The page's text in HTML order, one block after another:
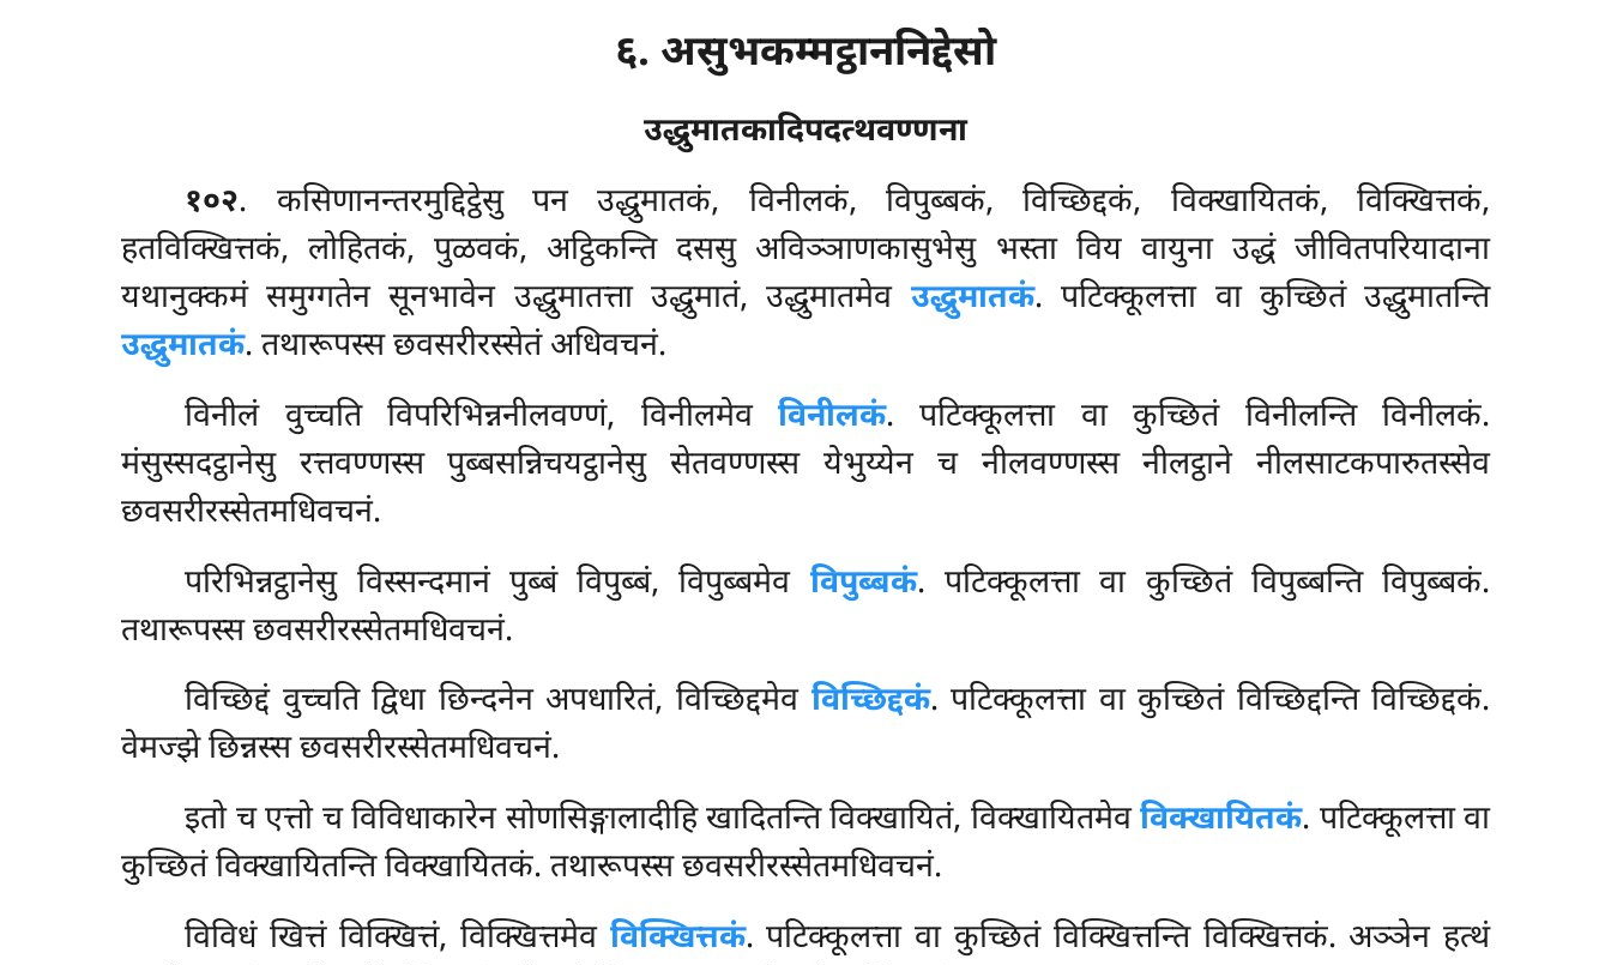
६. असुभकम्मट्ठाननिद्देसो
उद्धुमातकादिपदत्थवण्णना
१०२. कसिणानन्तरमुद्दिट्ठेसुपन उद्धुमातकं, विनीलकं, विपुब्बकं, विच्छिद्दकं, विक्खायितकं, विक्खित्तकं,
हतविक्खित्तकं, लोहितकं, पुळवकं, अट्ठिकन्ति दससु अविञ्ञाणकासुभेसु भस्ता विय वायुना उद्धं जीवितपरियादाना
यथानुक्कमं समुग्गतेन सूनभावेन उद्धुमातत्ता उद्धुमातं, उद्धुमातमेव उद्धुमातकं. पटिक्कूलत्ता वा कुच्छितं उद्धुमातन्ति
उद्धुमातकं. तथारूपस्स छवसरीरस्सेतं अधिवचनं.
विनीलं वुच्चति विपरिभिन्ननीलवण्णं, विनीलमेवविनीलकं. पटिक्कूलत्ता वा कुच्छितं विनीलन्ति विनीलकं.
मंसुस्सदट्ठानेसु रत्तवण्णस्स पुब्बसन्निचयट्ठानेसु सेतवण्णस्स येभुय्येन च नीलवण्णस्स नीलट्ठाने नीलसाटकपारुतस्सेव
छवसरीरस्सेतमधिवचनं.
परिभिन्नट्ठानेसु विस्सन्दमानं पुब्बं विपुब्बं, विपुब्बमेव विपुब्बकं. पटिक्कूलत्ता वा कुच्छितं विपुब्बन्ति विपुब्बकं.
तथारूपस्स छवसरीरस्सेतमधिवचनं.
विच्छिद्दं वुच्चति द्विधा छिन्दनेन अपधारितं, विच्छिद्दमेव विच्छिद्दकं. पटिक्कूलत्ता वा कुच्छितं विच्छिद्दन्ति विच्छिद्दकं.
वेमज्झे छिन्नस्स छवसरीरस्सेतमधिवचनं.
इतो च एत्तो च विविधाकारेन सोणसिङ्गालादीहि खादितन्ति विक्खायितं, विक्खायितमेवविक्खायितकं. पटिक्कूलत्ता वा
कुच्छितं विक्खायितन्ति विक्खायितकं. तथारूपस्स छवसरीरस्सेतमधिवचनं.
विविधंखित्तं विक्खित्तं, विक्खित्तमेव विक्खित्तकं. पटिक्कूलत्ता वा कुच्छितं विक्खित्तन्ति विक्खित्तकं. अञ्ञेन हत्थं